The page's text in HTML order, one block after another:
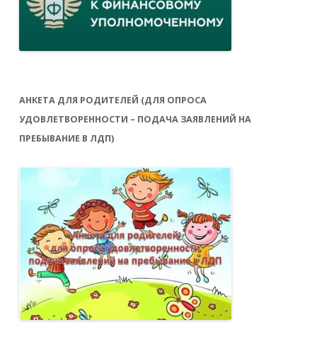
АНКЕТА ДЛЯ РОДИТЕЛЕЙ (ДЛЯ ОПРОСА
УДОВЛЕТВОРЕННОСТИ – ПОДАЧА ЗАЯВЛЕНИЙ НА
ПРЕБЫВАНИЕ В ЛДП)